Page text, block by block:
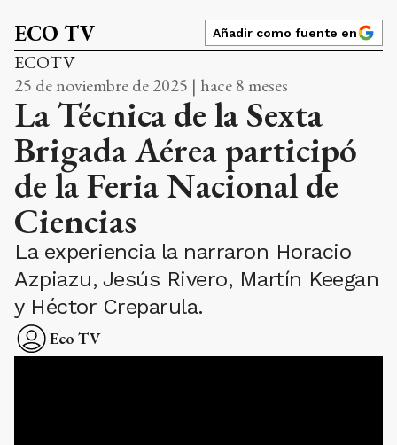
ECO TV Añadir como fuente en
ECOTV
25 de noviembre de 2025 | hace 8 meses
La Técnica de la Sexta
Brigada Aérea participó
de la Feria Nacional de
Ciencias
La experiencia la narraron Horacio
Azpiazu, Jesús Rivero, Martín Keegan
y Héctor Creparula.
Eco TV